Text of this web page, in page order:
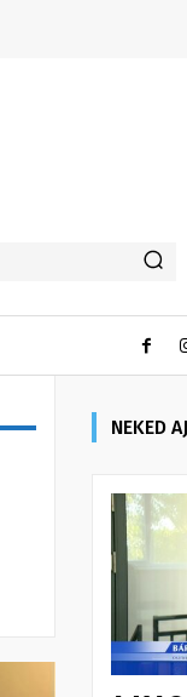
NEKED